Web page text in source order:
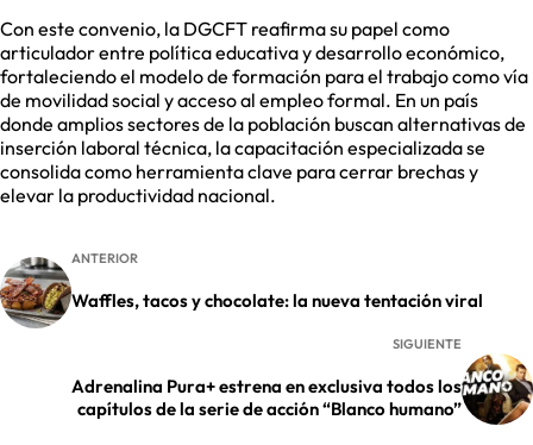
Con este convenio, la DGCFT reafirma su papel como
articulador entre política educativa y desarrollo económico,
fortaleciendo el modelo de formación para el trabajo como vía
de movilidad social y acceso al empleo formal. En un país
donde amplios sectores de la población buscan alternativas de
inserción laboral técnica, la capacitación especializada se
consolida como herramienta clave para cerrar brechas y
elevar la productividad nacional.
ANTERIOR
Waffles, tacos y chocolate: la nueva tentación viral
SIGUIENTE
Adrenalina Pura+ estrena en exclusiva todos los
capítulos de la serie de acción “Blanco humano”